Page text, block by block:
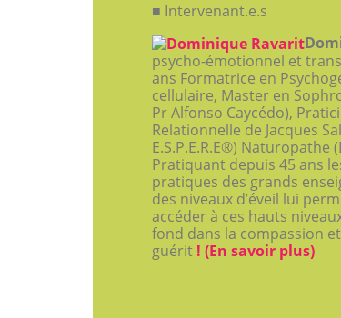
■ Intervenant.e.s
psycho-émotionnel et
ans Formatrice en
cellulaire, Master en
Pr Alfonso Caycédo),
Relationnelle de Jacques
E.S.P.E.R.E®) Naturopathe
Pratiquant depuis 45 ans
pratiques des grands
des niveaux d’éveil lui
accéder à ces hauts
fond dans la compassion
guérit ! (En savoir plus)